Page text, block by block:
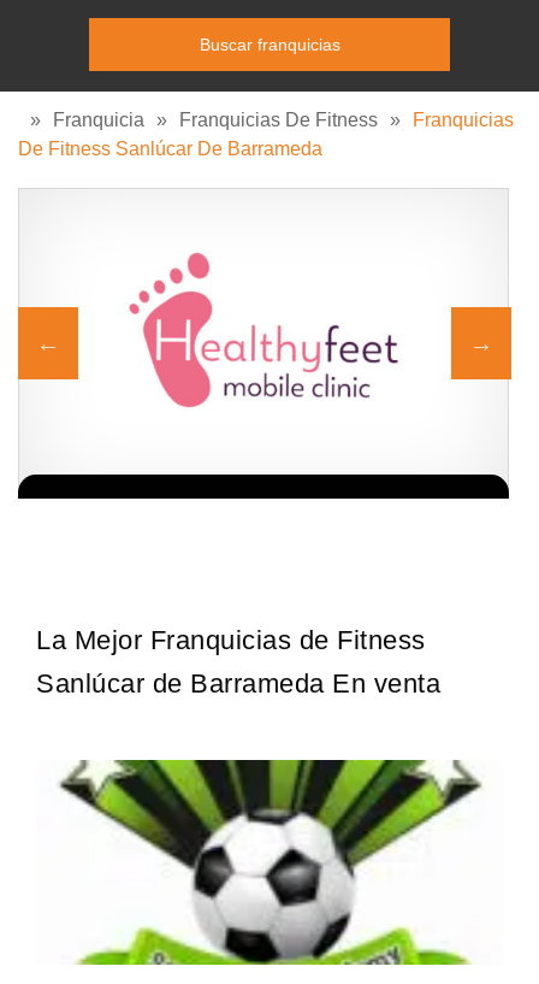
» Franquicia » Franquicias De Fitness »
Franquicias
De Fitness Sanlúcar De Barrameda
La Mejor Franquicias de Fitness
Sanlúcar de Barrameda En venta